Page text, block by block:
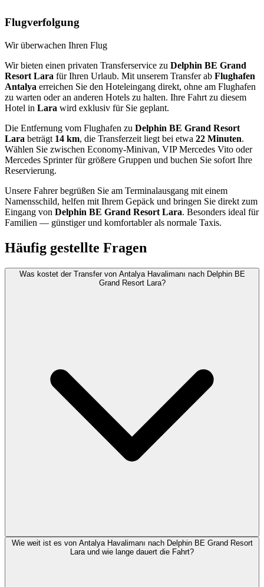
Flugverfolgung
Wir überwachen Ihren Flug
Wir bieten einen privaten Transferservice zu Delphin BE Grand
Resort Lara für Ihren Urlaub. Mit unserem Transfer ab Flughafen
Antalya erreichen Sie den Hoteleingang direkt, ohne am Flughafen
zu warten oder an anderen Hotels zu halten. Ihre Fahrt zu diesem
Hotel in Lara wird exklusiv für Sie geplant.
Die Entfernung vom Flughafen zu Delphin BE Grand Resort
Lara beträgt 14 km, die Transferzeit liegt bei etwa 22 Minuten.
Wählen Sie zwischen Economy-Minivan, VIP Mercedes Vito oder
Mercedes Sprinter für größere Gruppen und buchen Sie sofort Ihre
Reservierung.
Unsere Fahrer begrüßen Sie am Terminalausgang mit einem
Namensschild, helfen mit Ihrem Gepäck und bringen Sie direkt zum
Eingang von Delphin BE Grand Resort Lara. Besonders ideal für
Familien — günstiger und komfortabler als normale Taxis.
Häufig gestellte Fragen
Was kostet der Transfer von Antalya Havalimanı nach Delphin BE
Grand Resort Lara?
Wie weit ist es von Antalya Havalimanı nach Delphin BE Grand Resort
Lara und wie lange dauert die Fahrt?